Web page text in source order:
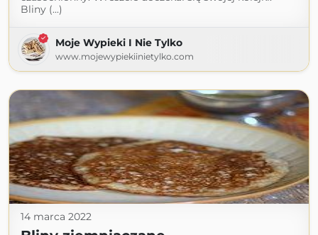
Bliny (...)
Moje Wypieki I Nie Tylko
www.mojewypiekiinietylko.com
14 marca 2022